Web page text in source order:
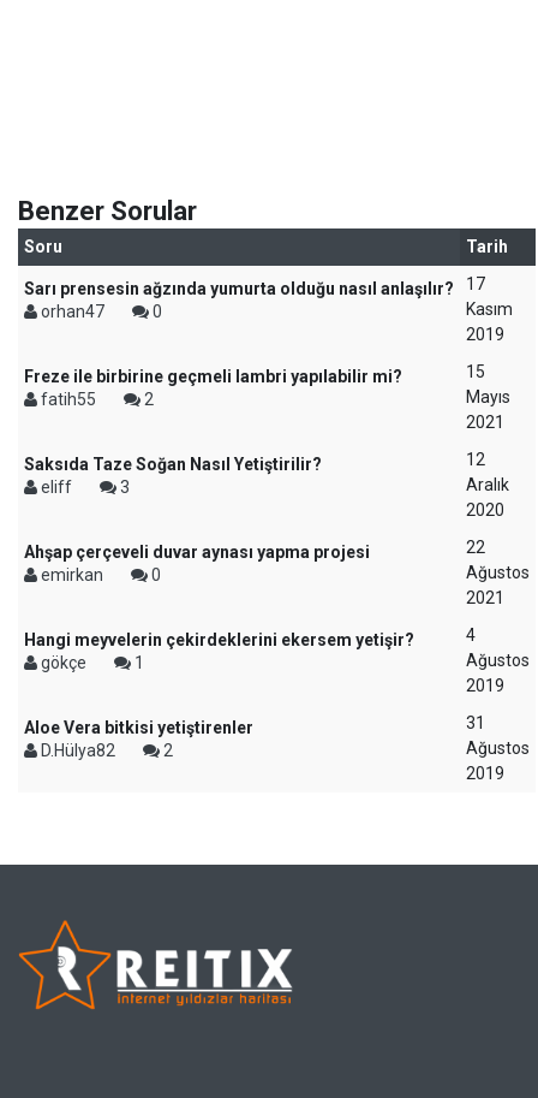
Benzer Sorular
Soru Tarih
Sarı prensesin ağzında yumurta olduğu nasıl anlaşılır?
orhan47
0
17
Kasım
2019
Freze ile birbirine geçmeli lambri yapılabilir mi?
fatih55
2
15
Mayıs
2021
Saksıda Taze Soğan Nasıl Yetiştirilir?
eliff
3
12
Aralık
2020
Ahşap çerçeveli duvar aynası yapma projesi
emirkan
0
22
Ağustos
2021
Hangi meyvelerin çekirdeklerini ekersem yetişir?
gökçe
1
4
Ağustos
2019
Aloe Vera bitkisi yetiştirenler
D.Hülya82
2
31
Ağustos
2019